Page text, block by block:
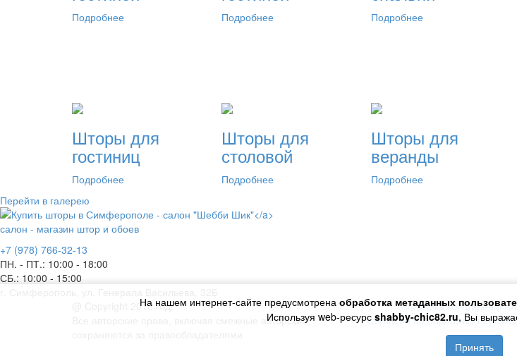
На нашем интернет-сайте предусмотрена обработка метаданных
Используя web-ресурс shabby-chic82.ru, Вы
Принять
Подробнее Подробнее Подробнее
Шторы для
гостиниц
Подробнее
Шторы для
столовой
Подробнее
Шторы для
веранды
Подробнее
Перейти в галерею
салон - магазин штор и обоев
+7 (978) 766-32-13
ПН. - ПТ.: 10:00 - 18:00
СБ.: 10:00 - 15:00
@ Copyright 2018 год.
Все авторские права, включая смежные авторские,
Политика
Согласие на обработку